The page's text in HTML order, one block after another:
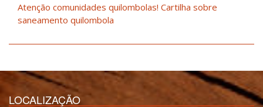
Atenção comunidades quilombolas! Cartilha sobre
saneamento quilombola
LOCALIZAÇÃO